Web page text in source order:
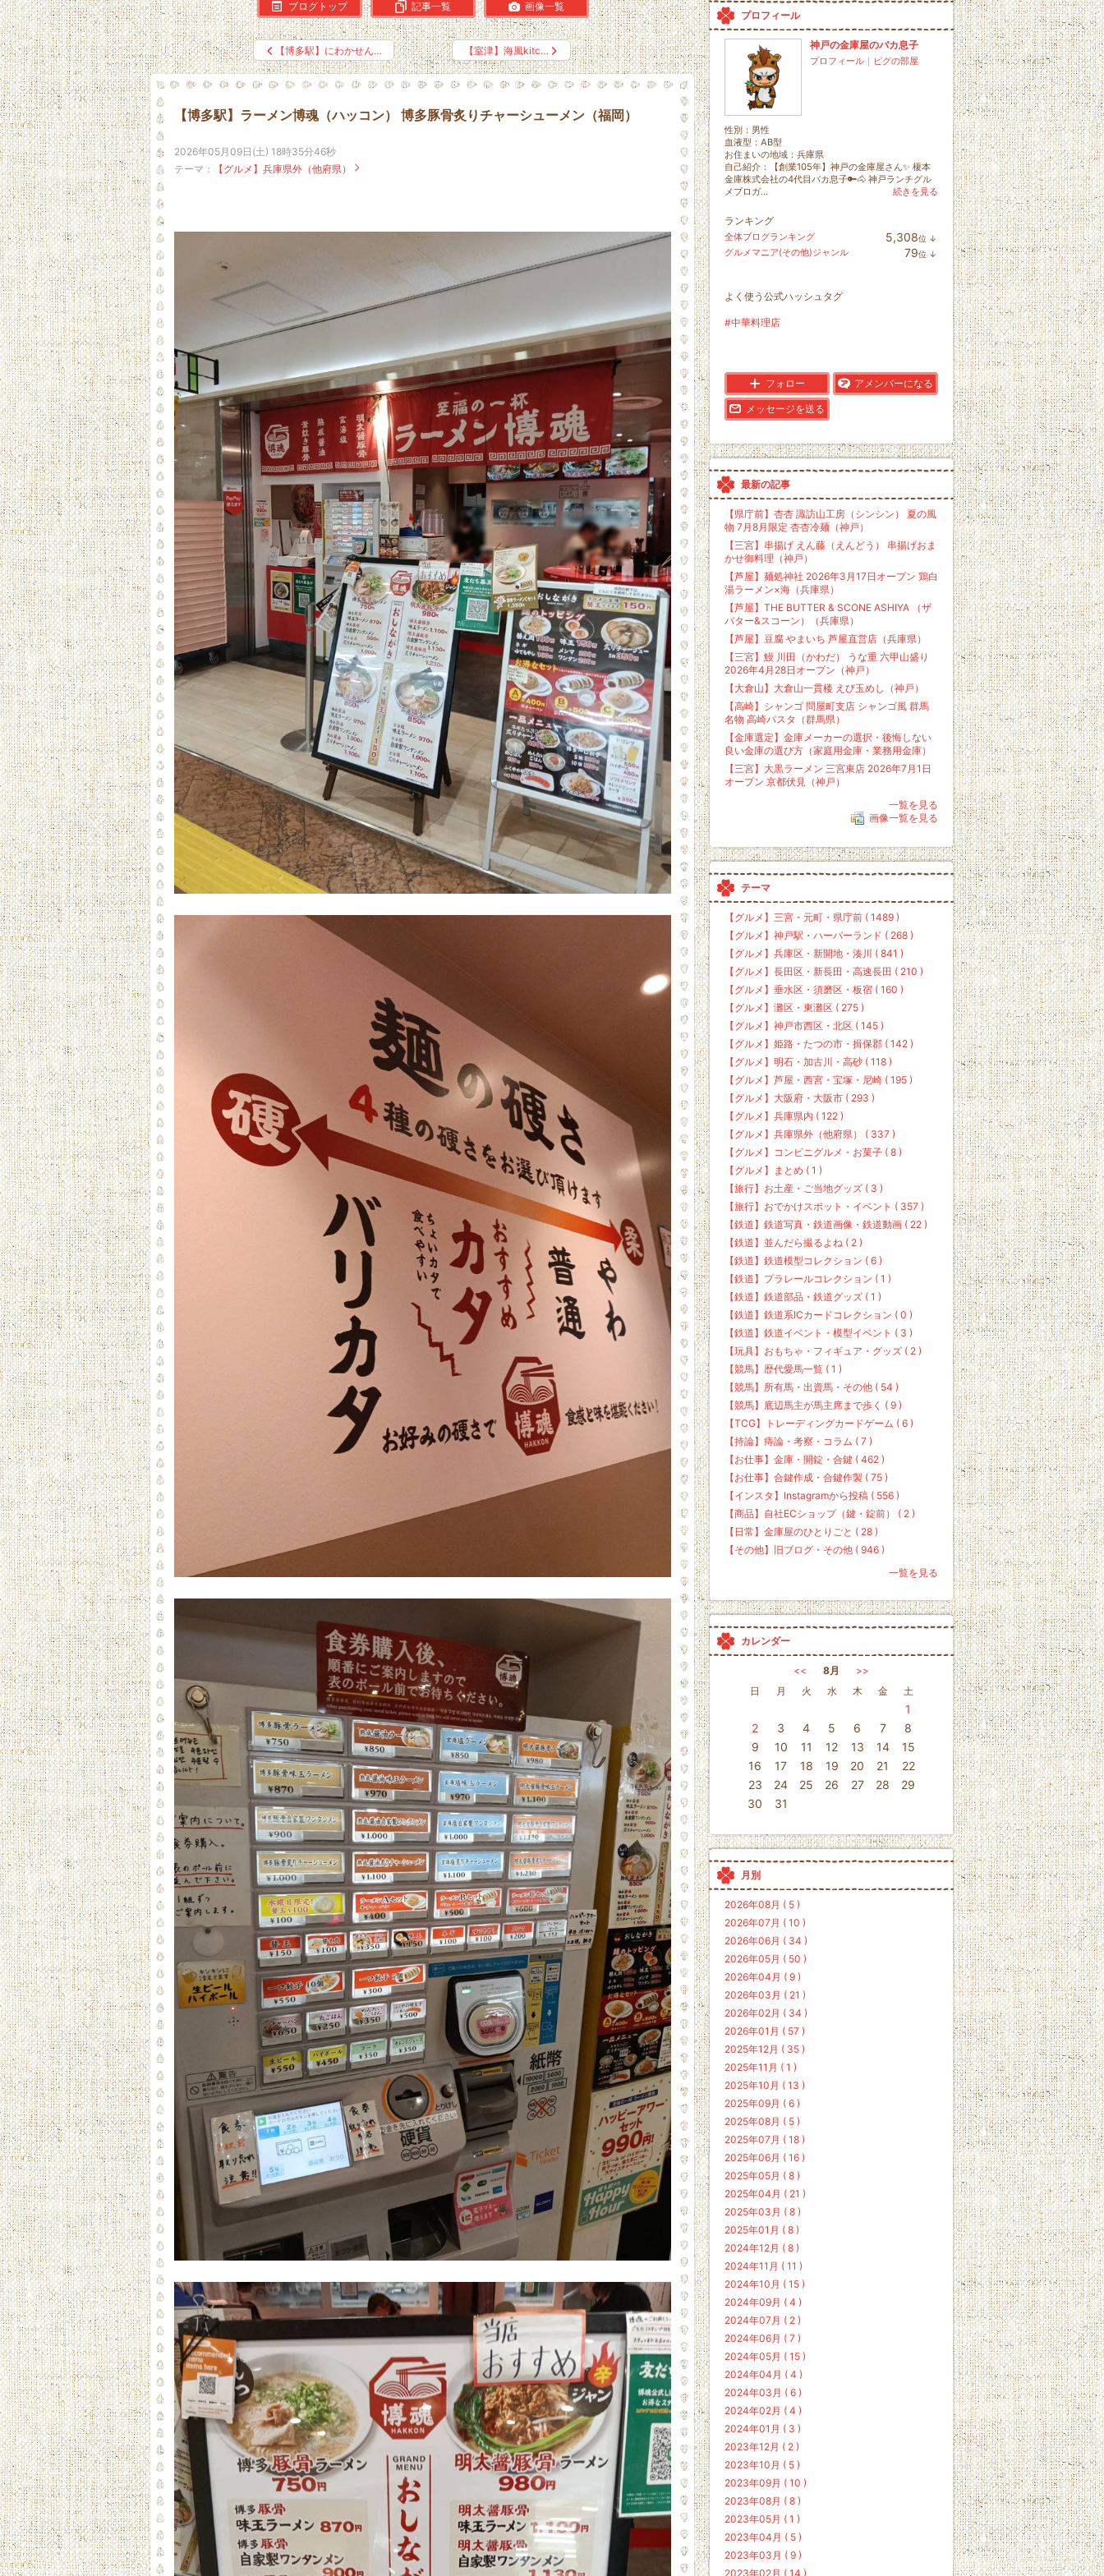
ブログトップ 記事一覧 画像一覧
【博多駅】にわかせん… 【室津】海風kitc…
【博多駅】ラーメン博魂（ハッコン） 博多豚骨炙りチャーシューメン（福岡）
2026年05月09日(土) 18時35分46秒
テーマ：
【グルメ】兵庫県外（他府県）
プロフィール
神戸の金庫屋のバカ息子
プロフィール ｜ ピグの部屋
性別： 男性
血液型： AB型
お住まいの地域： 兵庫県
自己紹介：【創業105年】神戸の金庫屋さん✨ 榎本
金庫株式会社の4代目バカ息子🔑🐴 神戸ランチグル
メブロガ...
続きを見る
ランキング
全体ブログランキング 5,308位 ↓
グルメマニア(その他)ジャンル 79位 ↓
よく使う公式ハッシュタグ
#中華料理店
フォロー アメンバーになる
メッセージを送る
最新の記事
【県庁前】杏杏 諏訪山工房（シンシン） 夏の風
物 7月8月限定 杏杏冷麺（神戸）
【三宮】串揚げ えん藤（えんどう） 串揚げおま
かせ御料理（神戸）
【芦屋】麺処神社 2026年3月17日オープン 鶏白
湯ラーメン×海（兵庫県）
【芦屋】THE BUTTER & SCONE ASHIYA （ザ
バター&スコーン）（兵庫県）
【芦屋】豆腐 やまいち 芦屋直営店（兵庫県）
【三宮】鰻 川田（かわだ） うな重 六甲山盛り
2026年4月28日オープン（神戸）
【大倉山】大倉山一貫楼 えび玉めし（神戸）
【高崎】シャンゴ 問屋町支店 シャンゴ風 群馬
名物 高崎パスタ（群馬県）
【金庫選定】金庫メーカーの選択・後悔しない
良い金庫の選び方（家庭用金庫・業務用金庫）
【三宮】大黒ラーメン 三宮東店 2026年7月1日
オープン 京都伏見（神戸）
一覧を見る
画像一覧を見る
テーマ
【グルメ】三宮・元町・県庁前 ( 1489 )
【グルメ】神戸駅・ハーバーランド ( 268 )
【グルメ】兵庫区・新開地・湊川 ( 841 )
【グルメ】長田区・新長田・高速長田 ( 210 )
【グルメ】垂水区・須磨区・板宿 ( 160 )
【グルメ】灘区・東灘区 ( 275 )
【グルメ】神戸市西区・北区 ( 145 )
【グルメ】姫路・たつの市・揖保郡 ( 142 )
【グルメ】明石・加古川・高砂 ( 118 )
【グルメ】芦屋・西宮・宝塚・尼崎 ( 195 )
【グルメ】大阪府・大阪市 ( 293 )
【グルメ】兵庫県内 ( 122 )
【グルメ】兵庫県外（他府県） ( 337 )
【グルメ】コンビニグルメ・お菓子 ( 8 )
【グルメ】まとめ ( 1 )
【旅行】お土産・ご当地グッズ ( 3 )
【旅行】おでかけスポット・イベント ( 357 )
【鉄道】鉄道写真・鉄道画像・鉄道動画 ( 22 )
【鉄道】並んだら撮るよね ( 2 )
【鉄道】鉄道模型コレクション ( 6 )
【鉄道】プラレールコレクション ( 1 )
【鉄道】鉄道部品・鉄道グッズ ( 1 )
【鉄道】鉄道系ICカードコレクション ( 0 )
【鉄道】鉄道イベント・模型イベント ( 3 )
【玩具】おもちゃ・フィギュア・グッズ ( 2 )
【競馬】歴代愛馬一覧 ( 1 )
【競馬】所有馬・出資馬・その他 ( 54 )
【競馬】底辺馬主が馬主席まで歩く ( 9 )
【TCG】トレーディングカードゲーム ( 6 )
【持論】痔論・考察・コラム ( 7 )
【お仕事】金庫・開錠・合鍵 ( 462 )
【お仕事】合鍵作成・合鍵作製 ( 75 )
【インスタ】Instagramから投稿 ( 556 )
【商品】自社ECショップ（鍵・錠前） ( 2 )
【日常】金庫屋のひとりごと ( 28 )
【その他】旧ブログ・その他 ( 946 )
一覧を見る
カレンダー
<< 8月
>>
日
月 火 水 木 金 土
1
2
3 4 5 6 7
8
9
10 11 12 13 14
15
16
17 18 19 20 21
22
23
24 25 26 27 28
29
30
31
月別
2026年08月 ( 5 )
2026年07月 ( 10 )
2026年06月 ( 34 )
2026年05月 ( 50 )
2026年04月 ( 9 )
2026年03月 ( 21 )
2026年02月 ( 34 )
2026年01月 ( 57 )
2025年12月 ( 35 )
2025年11月 ( 1 )
2025年10月 ( 13 )
2025年09月 ( 6 )
2025年08月 ( 5 )
2025年07月 ( 18 )
2025年06月 ( 16 )
2025年05月 ( 8 )
2025年04月 ( 21 )
2025年03月 ( 8 )
2025年01月 ( 8 )
2024年12月 ( 8 )
2024年11月 ( 11 )
2024年10月 ( 15 )
2024年09月 ( 4 )
2024年07月 ( 2 )
2024年06月 ( 7 )
2024年05月 ( 15 )
2024年04月 ( 4 )
2024年03月 ( 6 )
2024年02月 ( 4 )
2024年01月 ( 3 )
2023年12月 ( 2 )
2023年10月 ( 5 )
2023年09月 ( 10 )
2023年08月 ( 8 )
2023年05月 ( 1 )
2023年04月 ( 5 )
2023年03月 ( 9 )
2023年02月 ( 14 )